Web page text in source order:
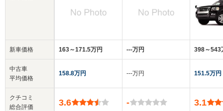
新車価格
中古車
平均価格
クチコミ
総合評価
163～171.5万円
158.8万円
3.6
‐‐‐万円
‐‐‐万円
-
398～543
151.5万円
3.1